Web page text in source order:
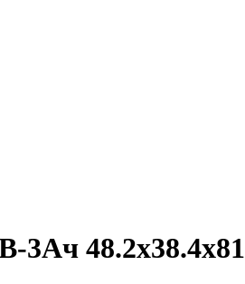
3Ач 48.2x38.4x81